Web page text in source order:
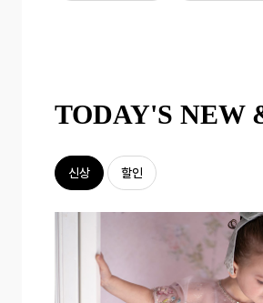
TODAY'S NEW
신상 할인